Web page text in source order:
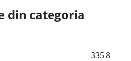
din categoria
335.8